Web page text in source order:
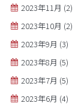
2023年11月 (2)
2023年10月 (2)
2023年9月 (3)
2023年8月 (5)
2023年7月 (5)
2023年6月 (4)